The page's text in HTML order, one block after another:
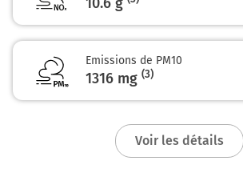
Emissions de PM10
1316 mg (3)
Voir les détails